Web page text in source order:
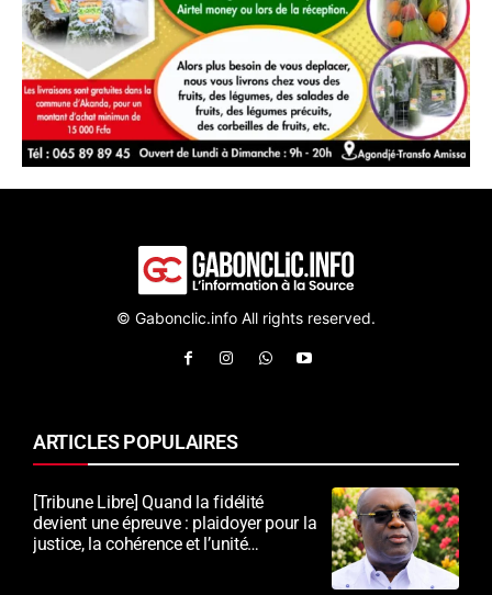
© Gabonclic.info All rights reserved.
ARTICLES POPULAIRES
[Tribune Libre] Quand la fidélité
devient une épreuve : plaidoyer pour la
justice, la cohérence et l’unité